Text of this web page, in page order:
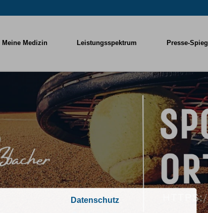
Meine Medizin Leistungsspektrum Presse-
Datenschutz